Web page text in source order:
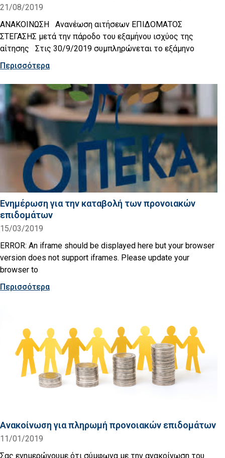
21/08/2019
ΑΝΑΚΟΙΝΩΣΗ Ανανέωση αιτήσεων ΕΠΙΔΟΜΑΤΟΣ
ΣΤΕΓΑΣΗΣ μετά την πάροδο του εξαμήνου ισχύος της
αίτησης Στις 30/9/2019 συμπληρώνεται το εξάμηνο
Περισσότερα
Ενημέρωση για την καταβολή των προνοιακών
επιδομάτων
15/03/2019
ERROR: An iframe should be displayed here but your browser
version does not support iframes. Please update your
browser to
Περισσότερα
Ανακοίνωση για πληρωμή προνοιακών επιδομάτων
11/01/2019
Σας ενημερώνουμε ότι σύμφωνα με την ανακοίνωση του